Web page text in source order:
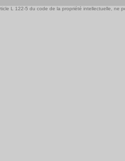
L 122-5 du code de la propriété intellectuelle, ne